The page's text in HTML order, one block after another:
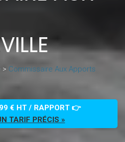
> Commissaire Aux Apports
€ HT / RAPPORT 👉
TARIF PRÉCIS »